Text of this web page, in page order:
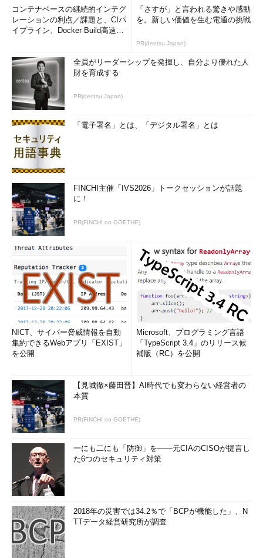
コンテナベースの継続的インテグ
レーションの利点／課題と、CIパ
イプライン、Docker Build高速化
「さすが」と言われる驚きや感動
を。新しい価値を生む電通の挑戦
PR(dentsu Japan)
全員がリーダーシップを発揮し、自分より優れた人
財を育成する
PR(dentsu Japan)
「電子署名」とは、「デジタル署名」とは
FINCHI主催「IVS2026」トークセッションが話題
に！
PR(FINCHI on GOETHE)
NICT、サイバー脅威情報を自動
集約できるWebアプリ「EXIST」
を公開
Microsoft、プログラミング言語
「TypeScript 3.4」のリリース候
補版（RC）を公開
【見城徹×藤田晋】AI時代でも変わらない経営者の
本質
PR(FINCHI on GOETHE)
一にも二にも「防御」を――元CIAのCISOが提言し
た6つのセキュリティ対策
2018年の災害では34.2％で「BCPが機能した」、N
TTデータ経営研究所が調査